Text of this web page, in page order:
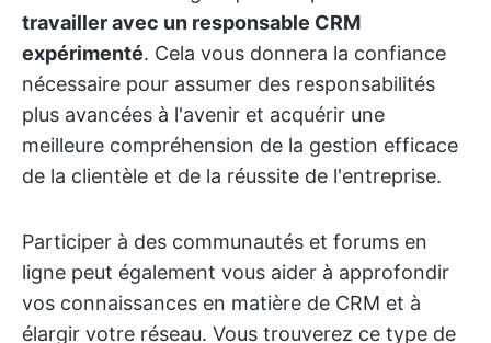
travailler avec un responsable CRM
expérimenté. Cela vous donnera la confiance
nécessaire pour assumer des responsabilités
plus avancées à l'avenir et acquérir une
meilleure compréhension de la gestion efficace
de la clientèle et de la réussite de l'entreprise.
Participer à des communautés et forums en
ligne peut également vous aider à approfondir
vos connaissances en matière de CRM et à
élargir votre réseau. Vous trouverez ce type de